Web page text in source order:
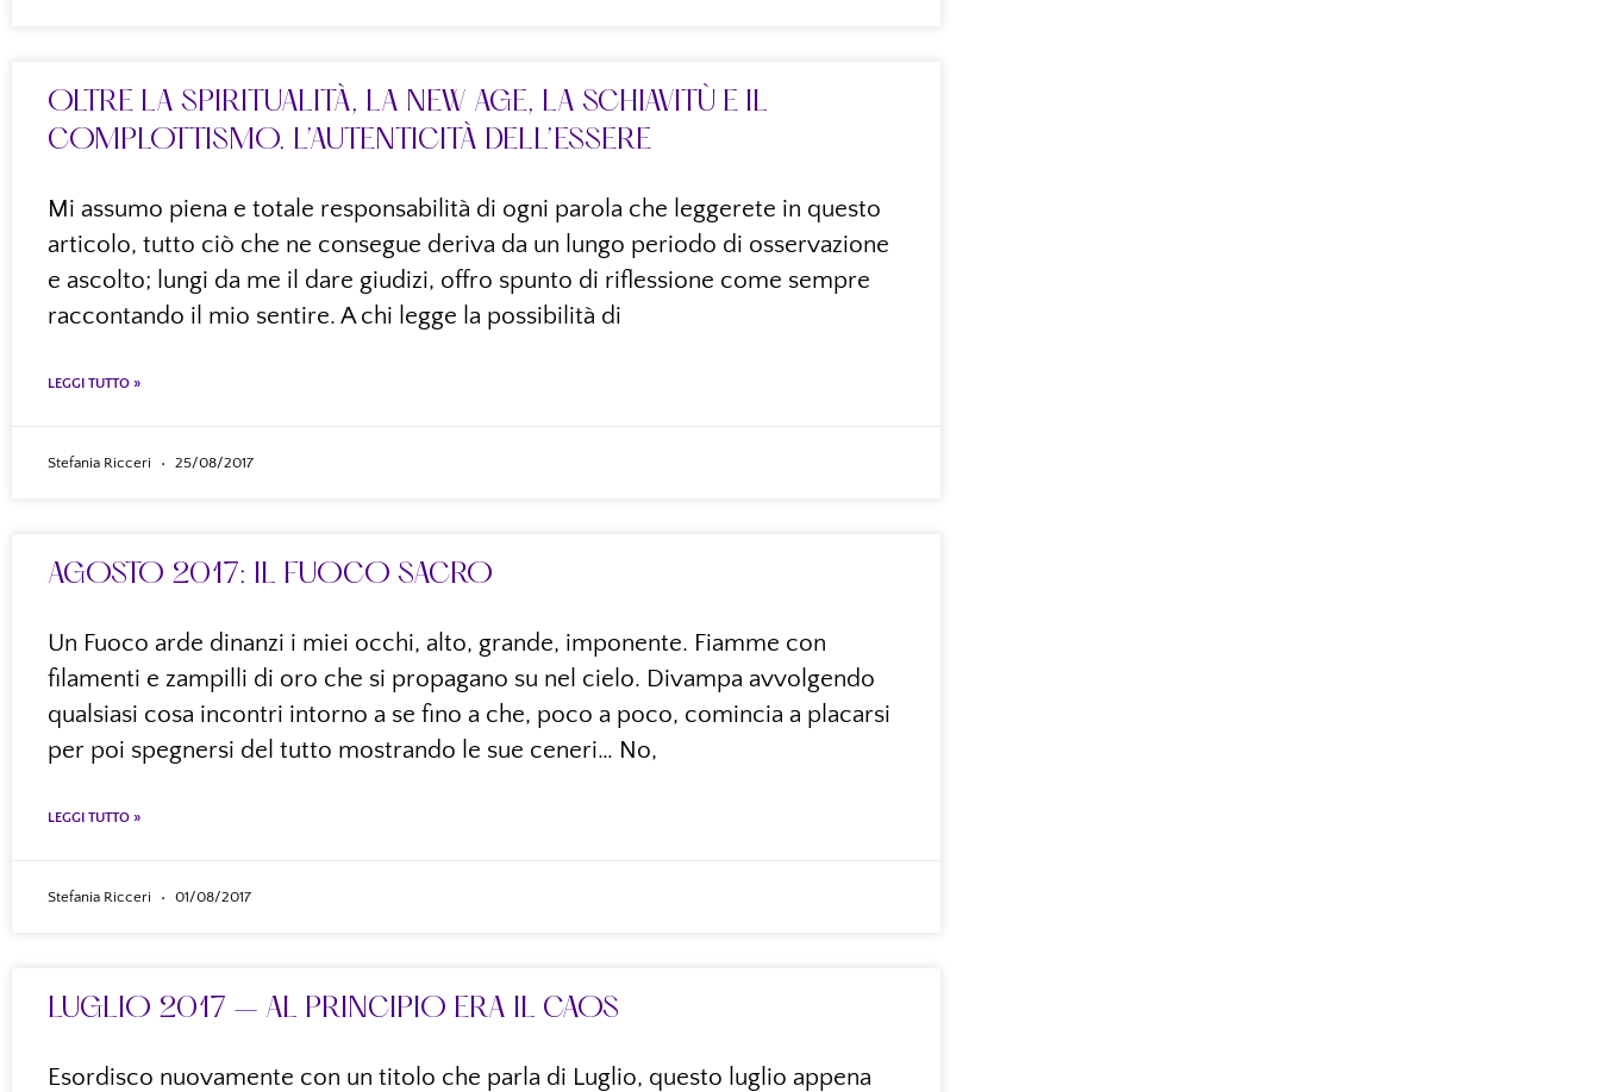
OLTRE LA SPIRITUALITÀ, LA NEW AGE, LA SCHIAVITÙ E IL
COMPLOTTISMO. L’AUTENTICITÀ DELL’ESSERE
Mi assumo piena e totale responsabilità di ogni parola che leggerete in questo
articolo, tutto ciò che ne consegue deriva da un lungo periodo di osservazione
e ascolto; lungi da me il dare giudizi, offro spunto di riflessione come sempre
raccontando il mio sentire. A chi legge la possibilità di
LEGGI TUTTO »
Stefania Ricceri 25/08/2017
AGOSTO 2017: IL FUOCO SACRO
Un Fuoco arde dinanzi i miei occhi, alto, grande, imponente. Fiamme con
filamenti e zampilli di oro che si propagano su nel cielo. Divampa avvolgendo
qualsiasi cosa incontri intorno a se fino a che, poco a poco, comincia a placarsi
per poi spegnersi del tutto mostrando le sue ceneri… No,
LEGGI TUTTO »
Stefania Ricceri 01/08/2017
LUGLIO 2017 – AL PRINCIPIO ERA IL CAOS
Esordisco nuovamente con un titolo che parla di Luglio, questo luglio appena